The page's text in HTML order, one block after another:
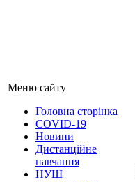
Меню сайту
Головна сторінка
COVID-19
Новини
Дистанційне
навчання
НУШ